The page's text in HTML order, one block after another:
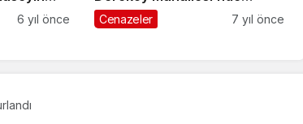
etti
6 yıl önce
toprağa verildi
Cenazeler 7 yıl önce